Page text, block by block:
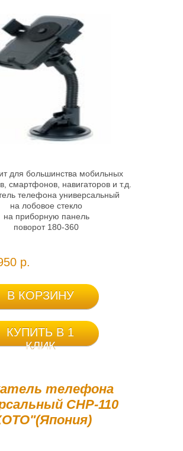
телефона
CHP-110
для большинства мобильных
смартфонов, навигаторов и т.д.
телефона универсальный
на лобовое стекло
на приборную панель
поворот 180-360
р.
В КОРЗИНУ
КУПИТЬ В 1
КЛИК